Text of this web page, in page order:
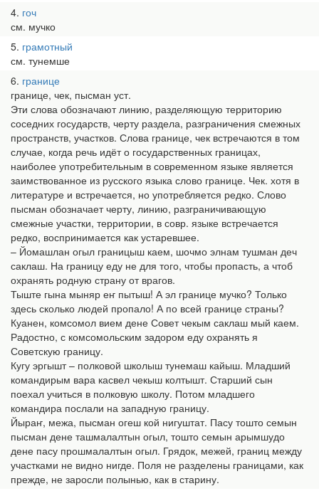
4 гоч
см. мучко
5 грамотный
см. тунемше
6 границе
границе, чек, пысман уст.
Эти слова обозначают линию, разделяющую территорию
соседних государств, черту раздела, разграничения смежных
пространств, участков. Слова границе, чек встречаются в том
случае, когда речь идёт о государственных границах,
наиболее употребительным в современном языке является
заимствованное из русского языка слово границе. Чек. хотя в
литературе и встречается, но употребляется редко. Слово
пысман обозначает черту, линию, разграничивающую
смежные участки, территории, в совр. языке встречается
редко, воспринимается как устаревшее.
– Йомашлан огыл границыш каем, шочмо элнам тушман деч
саклаш. На границу еду не для того, чтобы пропасть, а чтоб
охранять родную страну от врагов.
Тыште гына мыняр еҥ пытыш! А эл границе мучко? Только
здесь сколько людей пропало! А по всей границе страны?
Куанен, комсомол вием дене Совет чекым саклаш мый каем.
Радостно, с комсомольским задором еду охранять я
Советскую границу.
Кугу эргышт – полковой школыш тунемаш кайыш. Младший
командирым вара касвел чекыш колтышт. Старший сын
поехал учиться в полковую школу. Потом младшего
командира послали на западную границу.
Йыраҥ, межа, пысман огеш кой нигуштат. Пасу тошто семын
пысман дене ташмалалтын огыл, тошто семын арымшудо
дене пасу прошмалалтын огыл. Грядок, межей, границ между
участками не видно нигде. Поля не разделены границами, как
прежде, не заросли полынью, как в старину.